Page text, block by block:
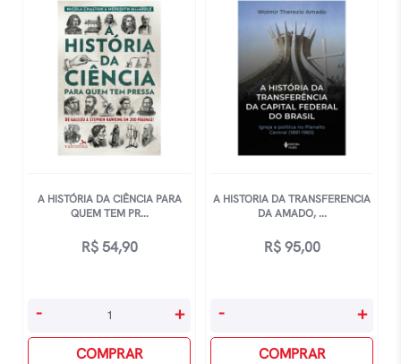
quantidade
quantidade
A HISTÓRIA DA CIÊNCIA PARA
QUEM TEM PR...
R$54,90
- +
COMPRAR
A HISTORIA DA TRANSFERENCIA
DA AMADO, ...
R$95,00
- +
COMPRAR